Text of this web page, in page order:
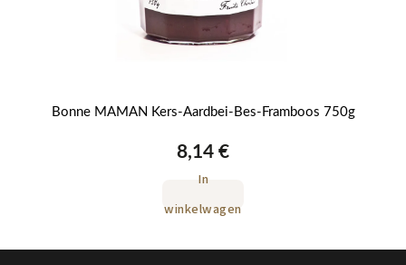
Bonne MAMAN Kers-Aardbei-Bes-Framboos 750g
8,14 €
In
winkelwagen